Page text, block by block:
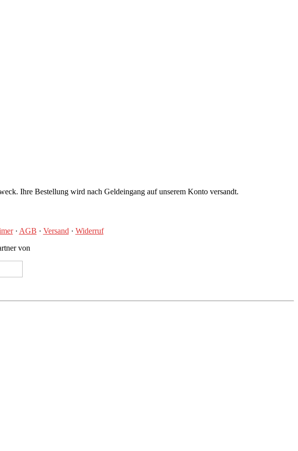
Ihre Bestellung wird nach Geldeingang auf unserem Konto versandt.
· AGB · Versand · Widerruf
von